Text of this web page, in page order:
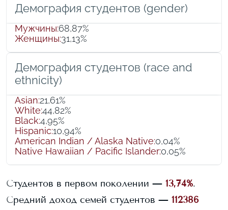
Демография студентов (gender)
Мужчины:68,87%
Женщины:31,13%
Демография студентов (race and
ethnicity)
Asian:21,61%
White:44,82%
Black:4,95%
Hispanic:10,94%
American Indian / Alaska Native:0,04%
Native Hawaiian / Pacific Islander:0,05%
Студентов в первом поколении — 13,74%.
Средний доход семей студентов — 112386